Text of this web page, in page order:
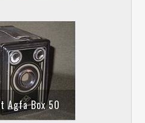
Agfa Box 50